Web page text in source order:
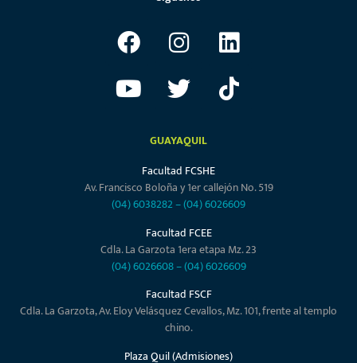
GUAYAQUIL
Facultad FCSHE
Av. Francisco Boloña y 1er callejón No. 519
(04) 6038282–(04) 6026609
Facultad FCEE
Cdla. La Garzota 1era etapa Mz. 23
(04) 6026608–(04) 6026609
Facultad FSCF
Cdla. La Garzota, Av. Eloy Velásquez Cevallos, Mz. 101, frente al templo
chino.
Plaza Quil (Admisiones)